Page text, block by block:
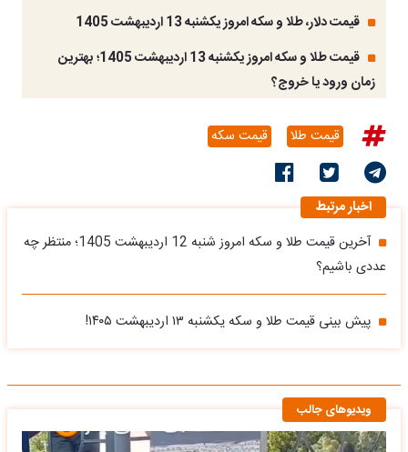
قیمت دلار، طلا و سکه امروز یکشنبه 13 اردیبهشت 1405
قیمت طلا و سکه امروز یکشنبه 13 اردیبهشت 1405؛ بهترین
زمان ورود یا خروج؟
قیمت طلا قیمت سکه
اخبار مرتبط
آخرین قیمت طلا و سکه امروز شنبه 12 اردیبهشت 1405؛ منتظر چه
عددی باشیم؟
پیش بینی قیمت طلا و سکه یکشنبه ۱۳ اردیبهشت ۱۴۰۵!
ویدیوهای جالب